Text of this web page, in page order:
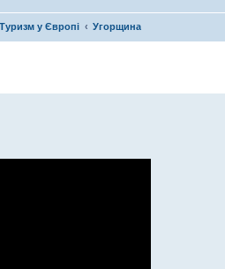
Туризм у Європі Угорщина